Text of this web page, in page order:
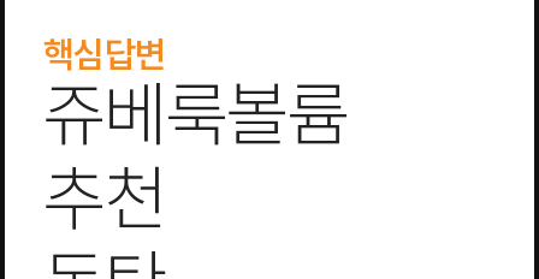
핵심답변
쥬베룩볼륨
추천